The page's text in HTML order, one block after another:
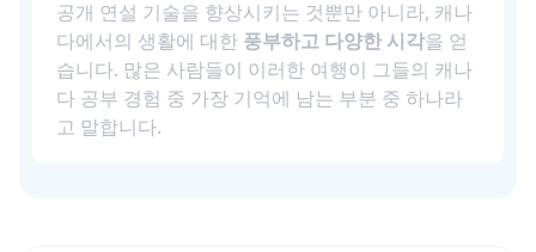
공개 연설 기술을 향상시키는 것뿐만 아니라, 캐나
다에서의 생활에 대한 풍부하고 다양한 시각을 얻
습니다. 많은 사람들이 이러한 여행이 그들의 캐나
다 공부 경험 중 가장 기억에 남는 부분 중 하나라
고 말합니다.